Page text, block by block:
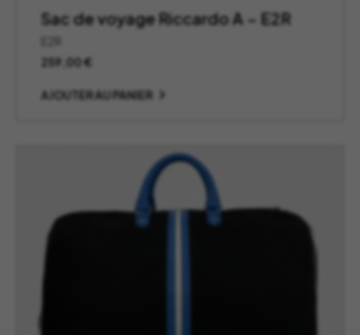
Sac de voyage Riccardo A – E2R
259,00€
AJOUTER AU PANIER